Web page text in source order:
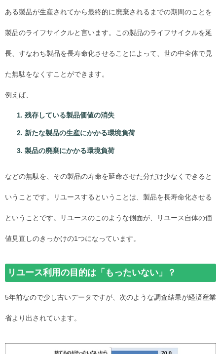
ある製品が生産されてから最終的に廃棄されるまでの期間のことを
製品のライフサイクルと言います。この製品のライフサイクルを延
長、すなわち製品を長寿命化させることによって、世の中全体で見
た無駄をなくすことができます。
例えば、
残存している製品価値の消失
新たな製品の生産にかかる環境負荷
製品の廃棄にかかる環境負荷
などの無駄を、その製品の寿命を延命させた分だけ少なくできると
いうことです。リユースするということは、製品を長寿命化させる
ということです。リユースのこのような側面が、リユース自体の価
値見直しのきっかけの1つになっています。
リユース利用の目的は「もったいない」？
5年前なので少し古いデータですが、次のような調査結果が経済産業
省より出されています。